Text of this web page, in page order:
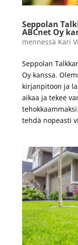
Seppolan
ABCnet Oy
mennessä Kari
Seppolan
Oy kanssa.
kirjanpitoon ja
aikaa ja tekee
tehdä nopeasti